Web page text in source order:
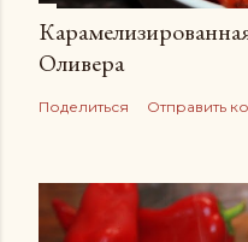
Оливера
Поделиться Отправить